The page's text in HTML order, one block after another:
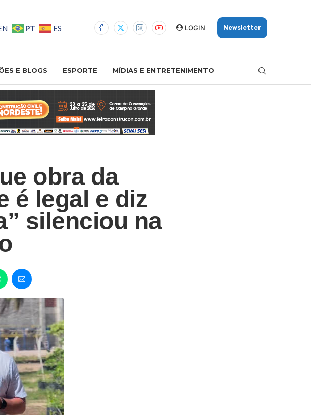
PT ES LOGIN Newsletter
E BLOGS ESPORTE MÍDIAS E ENTRETENIMENTO
obra da
é legal e diz
silenciou na